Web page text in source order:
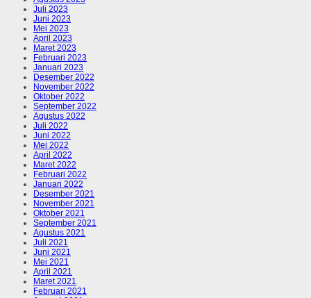
Juli 2023
Juni 2023
Mei 2023
April 2023
Maret 2023
Februari 2023
Januari 2023
Desember 2022
November 2022
Oktober 2022
September 2022
Agustus 2022
Juli 2022
Juni 2022
Mei 2022
April 2022
Maret 2022
Februari 2022
Januari 2022
Desember 2021
November 2021
Oktober 2021
September 2021
Agustus 2021
Juli 2021
Juni 2021
Mei 2021
April 2021
Maret 2021
Februari 2021